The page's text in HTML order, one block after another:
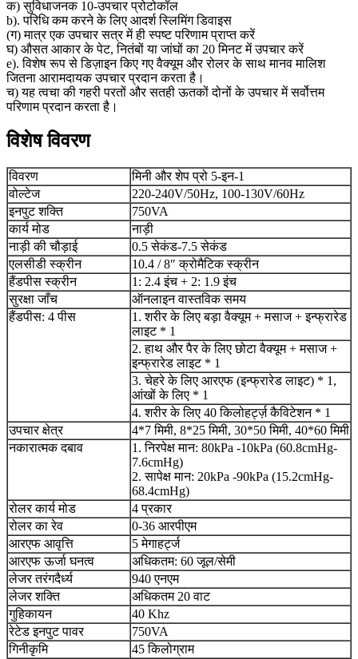
क) सुविधाजनक 10-उपचार प्रोटोकॉल
b). परिधि कम करने के लिए आदर्श स्लिमिंग डिवाइस
(ग) मात्र एक उपचार सत्र में ही स्पष्ट परिणाम प्राप्त करें
घ) औसत आकार के पेट, नितंबों या जांघों का 20 मिनट में उपचार करें
e). विशेष रूप से डिज़ाइन किए गए वैक्यूम और रोलर के साथ मानव मालिश
जितना आरामदायक उपचार प्रदान करता है।
च) यह त्वचा की गहरी परतों और सतही ऊतकों दोनों के उपचार में सर्वोत्तम
परिणाम प्रदान करता है।
विशेष विवरण
विवरण
मिनी और शेप प्रो 5-इन-1
वोल्टेज
220-240V/50Hz, 100-130V/60Hz
इनपुट शक्ति
750VA
कार्य मोड
नाड़ी
नाड़ी की चौड़ाई
0.5 सेकंड-7.5 सेकंड
एलसीडी स्क्रीन
10.4 / 8″ क्रोमैटिक स्क्रीन
हैंडपीस स्क्रीन
1: 2.4 इंच + 2: 1.9 इंच
सुरक्षा जाँच
ऑनलाइन वास्तविक समय
हैंडपीस: 4 पीस
1. शरीर के लिए बड़ा वैक्यूम + मसाज + इन्फ्रारेड
लाइट * 1
2. हाथ और पैर के लिए छोटा वैक्यूम + मसाज +
इन्फ्रारेड लाइट * 1
3. चेहरे के लिए आरएफ (इन्फ्रारेड लाइट) * 1,
आंखों के लिए * 1
4. शरीर के लिए 40 किलोहर्ट्ज़ कैविटेशन * 1
उपचार क्षेत्र
4*7 मिमी, 8*25 मिमी, 30*50 मिमी, 40*60 मिमी
नकारात्मक दबाव
1. निरपेक्ष मान: 80kPa -10kPa (60.8cmHg-
7.6cmHg)
2. सापेक्ष मान: 20kPa -90kPa (15.2cmHg-
68.4cmHg)
रोलर कार्य मोड
4 प्रकार
रोलर का रेव
0-36 आरपीएम
आरएफ आवृत्ति
5 मेगाहर्ट्ज
आरएफ ऊर्जा घनत्व
अधिकतम: 60 जूल/सेमी
लेजर तरंगदैर्ध्य
940 एनएम
लेजर शक्ति
अधिकतम 20 वाट
गुहिकायन
40 Khz
रेटेड इनपुट पावर
750VA
गिनीकृमि
45 किलोग्राम